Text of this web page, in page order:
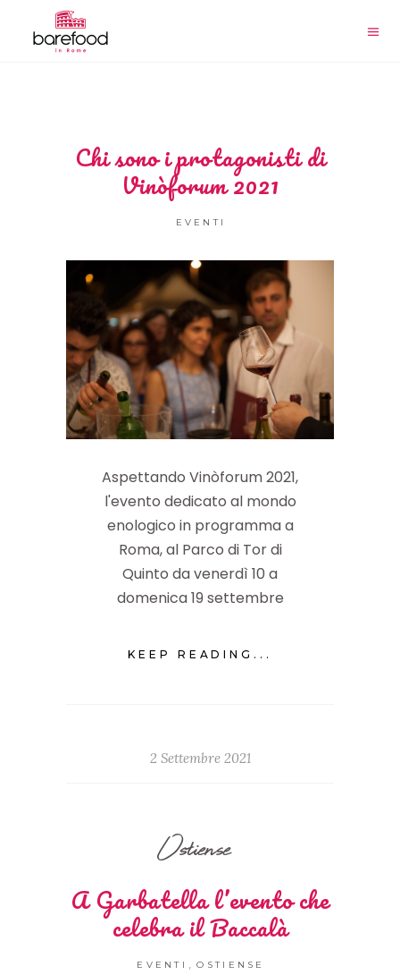
Chi sono i protagonisti di
Vinòforum 2021
EVENTI
Aspettando Vinòforum 2021,
l'evento dedicato al mondo
enologico in programma a
Roma, al Parco di Tor di
Quinto da venerdì 10 a
domenica 19 settembre
KEEP READING...
2 Settembre 2021
Ostiense
A Garbatella l’evento che
celebra il Baccalà
EVENTI OSTIENSE